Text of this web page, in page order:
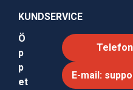
KUNDSERVICE
Ö
p
p
et
E-mail: